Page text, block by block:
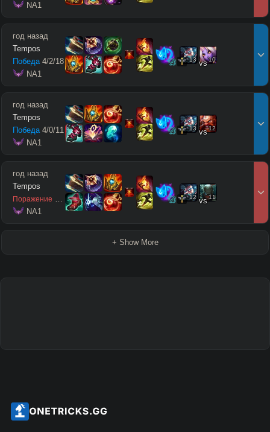
NA1
год назад
Tempos
Победа 4/2/18
NA1
13 vs10
год назад
Tempos
Победа 4/0/11
NA1
13 vs12
год назад
Tempos
Поражение 6 /3 /10
NA1
12 vs11
+ Show More